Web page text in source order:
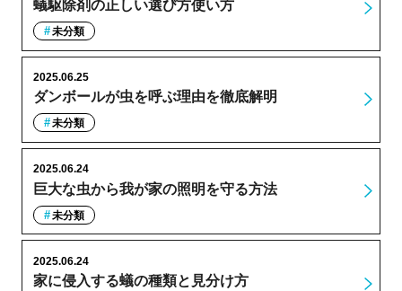
蟻駆除剤の正しい選び方使い方
未分類
ダンボールが虫を呼ぶ理由を徹底解明
2025.06.25
未分類
巨大な虫から我が家の照明を守る方法
2025.06.24
未分類
家に侵入する蟻の種類と見分け方
2025.06.24